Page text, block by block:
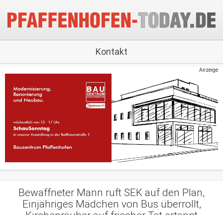
Kontakt
Anzeige
Bewaffneter Mann ruft SEK auf den Plan,
Einjähriges Mädchen von Bus überrollt,